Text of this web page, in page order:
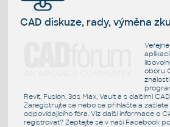
CAD diskuze, rady, výměna
oboru
Revit, Fusion, 3ds Max, Vault a s dalšími
Zaregistrujte se nebo se přihlašte a
odpovídajícího fóra. Viz další informace o
registrovat? Zeptejte se v naší Facebook